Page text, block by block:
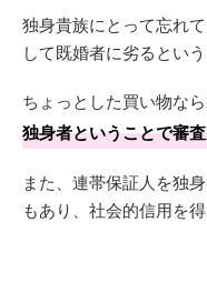
独身貴族にとって忘れ
して既婚者に劣るという
ちょっとした買い物なら
独身者ということで審査
また、連帯保証人を独
もあり、社会的信用を